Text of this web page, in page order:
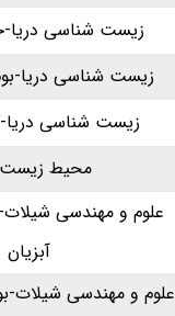
زیست شناسی دریا-
زیست شناسی دریا-
زیست شناسی دریا-
محیط زیست
علوم و مهندسی
آبزیان
علوم و مهندسی شیلات-